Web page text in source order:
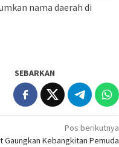
nama daerah di
SEBARKAN
Pos berikutnya
Gaungkan Kebangkitan Pemuda